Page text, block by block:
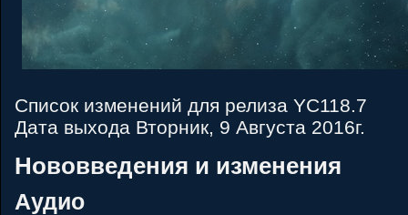
Список изменений для релиза YC118.7
Дата выхода Вторник, 9 Августа 2016г.
Нововведения и изменения
Аудио